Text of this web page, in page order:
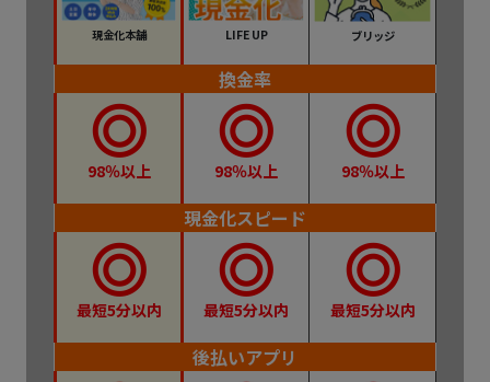
現金化本舗 LIFE UP ブリッジ
換金率
98％以上 98％以上 98％以上
現金化スピード
最短5分以内 最短5分以内 最短5分以内
後払いアプリ